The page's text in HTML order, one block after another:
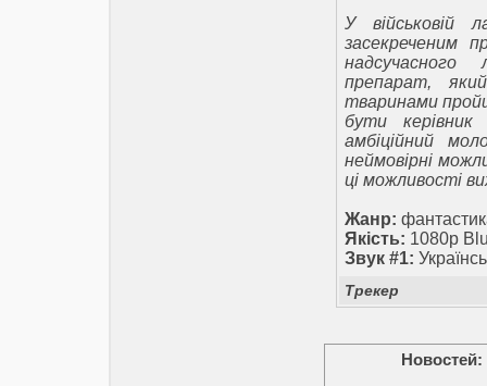
У військовій
засекреченим
препарат,
тваринами
бути
амбіційний
неймовірні
ці можливості
Жанр:
Якість: 1080p
Звук #1:
Трекер
Новостей: